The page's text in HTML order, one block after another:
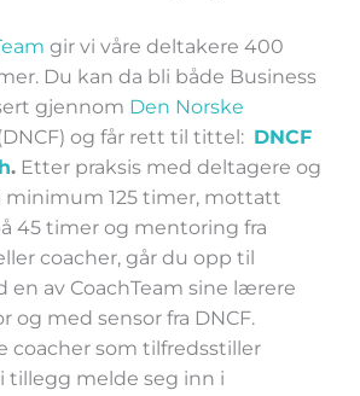
gir vi våre deltakere 400
Du kan da bli både Business
gjennom Den Norske
og får rett til tittel: DNCF
. Etter praksis med deltagere og
minimum 125 timer, mottatt
45 timer og mentoring fra
coacher, går du opp til
en av CoachTeam sine lærere
og med sensor fra DNCF.
coacher som tilfredsstiller
tillegg melde seg inn i